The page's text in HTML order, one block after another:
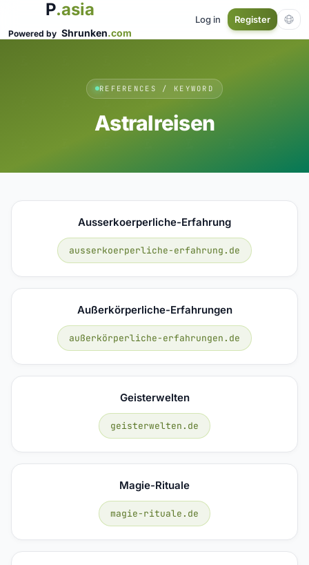
P.asia
Powered by Shrunken.com
Log in Register
REFERENCES / KEYWORD
Astralreisen
Ausserkoerperliche-Erfahrung
ausserkoerperliche-erfahrung.de
Außerkörperliche-Erfahrungen
außerkörperliche-erfahrungen.de
Geisterwelten
geisterwelten.de
Magie-Rituale
magie-rituale.de